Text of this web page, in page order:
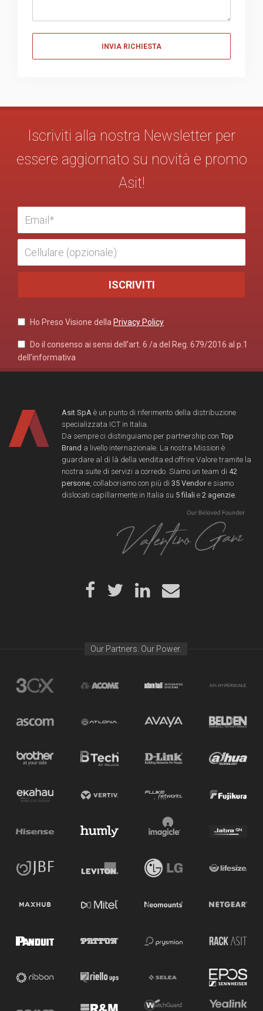
Iscriviti alla nostra Newsletter per
essere aggiornato su novità e promo
Asit!
Ho Preso Visione della Privacy Policy
Do il consenso ai sensi dell’art. 6 /a del Reg. 679/2016 al p.1
dell’informativa
Asit SpA è un punto di riferimento della distribuzione
specializzata ICT in Italia.
Da sempre ci distinguiamo per partnership con Top
Brand a livello internazionale. La nostra Mission è
guardare al di là della vendita ed offrire Valore tramite la
nostra suite di servizi a corredo. Siamo un team di 42
persone, collaboriamo con più di 35 Vendore siamo
dislocati capillarmente in Italia su 5 filali e 2 agenzie.